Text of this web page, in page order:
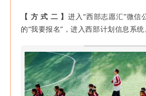
【 方 式 二 】进入“西部志愿汇”微信
的“我要报名”，进入西部计划信息系统